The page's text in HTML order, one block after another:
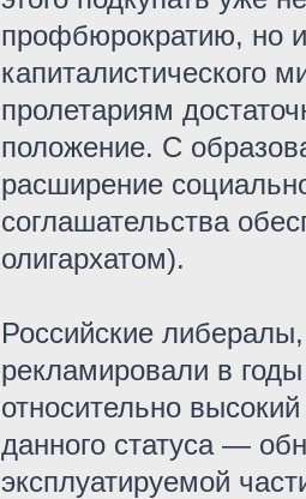
профбюрократию, но
капиталистического
пролетариям
положение. С
расширение
соглашательства
олигархатом).
Российские
рекламировали в
относительно
данного статуса —
эксплуатируемой